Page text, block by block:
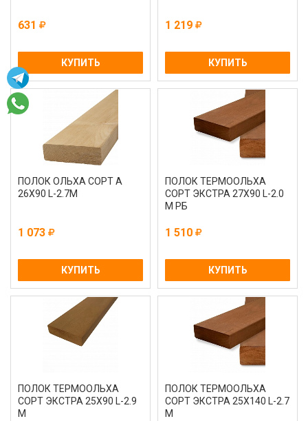
631
КУПИТЬ
1 219
КУПИТЬ
ПОЛОК ОЛЬХА СОРТ А
26Х90 L-2.7М
1 073
КУПИТЬ
ПОЛОК ТЕРМООЛЬХА
СОРТ ЭКСТРА 27Х90 L-2.0
М РБ
1 510
КУПИТЬ
ПОЛОК ТЕРМООЛЬХА
СОРТ ЭКСТРА 25Х90 L-2.9
М
ПОЛОК ТЕРМООЛЬХА
СОРТ ЭКСТРА 25Х140 L-2.7
М